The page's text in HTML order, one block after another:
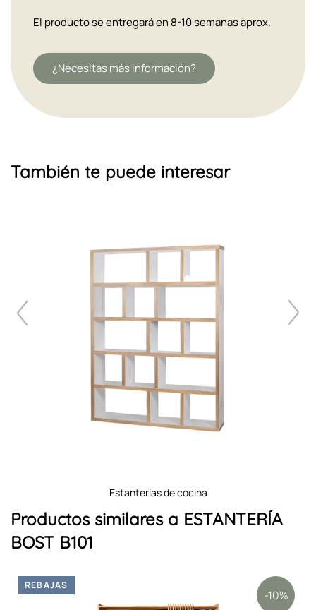
El producto se entregará en 8-10 semanas aprox.
¿Necesitas más información?
También te puede interesar
estanterias de cocina
Productos similares a ESTANTERÍA
BOST B101
-10%
REBAJAS